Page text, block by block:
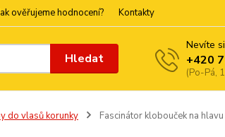
ověřujeme hodnocení? Kontakty
Hledat
Nevíte
+420
(Po-Pá,
do vlasů korunky Fascinátor klobouček na